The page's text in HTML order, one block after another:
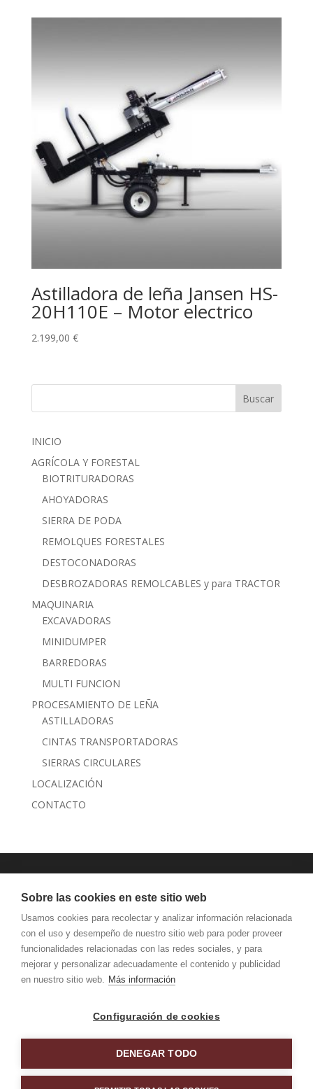
Astilladora de leña Jansen HS-
20H110E – Motor electrico
2.199,00 €
Buscar
INICIO
AGRÍCOLA Y FORESTAL
BIOTRITURADORAS
AHOYADORAS
SIERRA DE PODA
REMOLQUES FORESTALES
DESTOCONADORAS
DESBROZADORAS REMOLCABLES y para TRACTOR
MAQUINARIA
EXCAVADORAS
MINIDUMPER
BARREDORAS
MULTI FUNCION
PROCESAMIENTO DE LEÑA
ASTILLADORAS
CINTAS TRANSPORTADORAS
SIERRAS CIRCULARES
LOCALIZACIÓN
CONTACTO
JANSEN MAQUINARIA
AVISO LEGAL Y PRIVACIDAD
Sobre las cookies en este sitio web
Usamos cookies para recolectar y analizar información relacionada
con el uso y desempeño de nuestro sitio web para poder proveer
funcionalidades relacionadas con las redes sociales, y para
mejorar y personalizar adecuadamente el contenido y publicidad
en nuestro sitio web. Más información
Configuración de cookies
DENEGAR TODO